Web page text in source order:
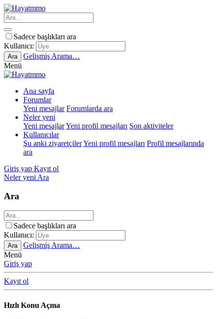
Sadece başlıkları ara
Kullanıcı:
Ara
Gelişmiş Arama…
Menü
Ana sayfa
Forumlar
Yeni mesajlar Forumlarda ara
Neler yeni
Yeni mesajlarYeni profil mesajları Son aktiviteler
Kullanıcılar
Şu anki ziyaretçilerYeni profil mesajları Profil mesajlarında
ara
Giriş yap Kayıt ol
Neler yeni Ara
Ara
Sadece başlıkları ara
Kullanıcı:
Ara
Gelişmiş Arama…
Menü
Giriş yap
Kayıt ol
Hızlı Konu Açma